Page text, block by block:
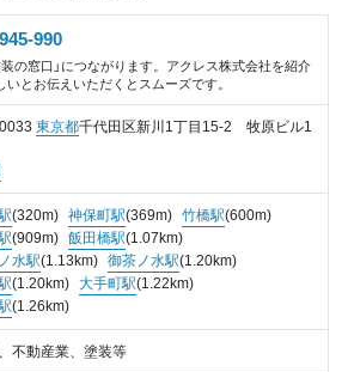
990
装の窓口」につながります。アクレス株式会社を紹介
いとお伝えいただくとスムーズです。
東京都千代田区新川1丁目15-2 牧原ビル1
(320m) 神保町駅(369m) 竹橋駅(600m)
(909m) 飯田橋駅(1.07km)
水駅(1.13km) 御茶ノ水駅(1.20km)
(1.20km) 大手町駅(1.22km)
(1.26km)
不動産業、塗装等